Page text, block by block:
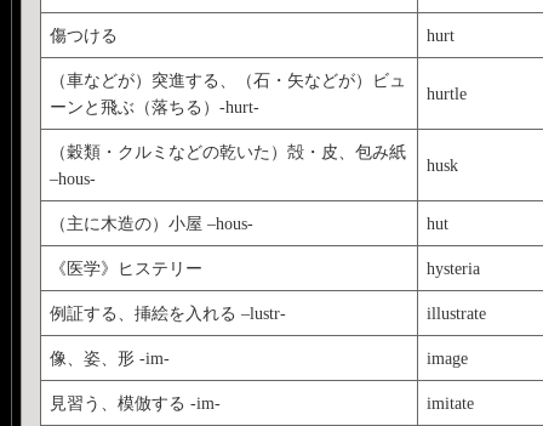
傷つける hurt
（車などが）突進する、（石・矢などが）ビュ
ーンと飛ぶ（落ちる）-hurt-
hurtle
（穀類・クルミなどの乾いた）殻・皮、包み紙
–hous-
husk
（主に木造の）小屋 –hous- hut
《医学》ヒステリー hysteria
例証する、挿絵を入れる –lustr- illustrate
像、姿、形 -im- image
見習う、模倣する -im- imitate